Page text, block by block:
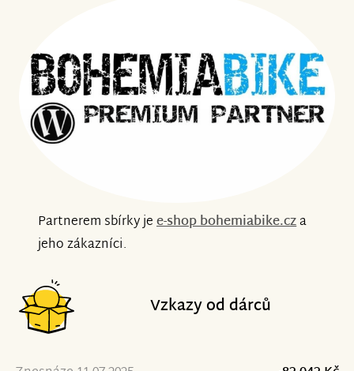
Partnerem sbírky jee-shop bohemiabike.cza
jeho zákazníci.
Vzkazy od dárců